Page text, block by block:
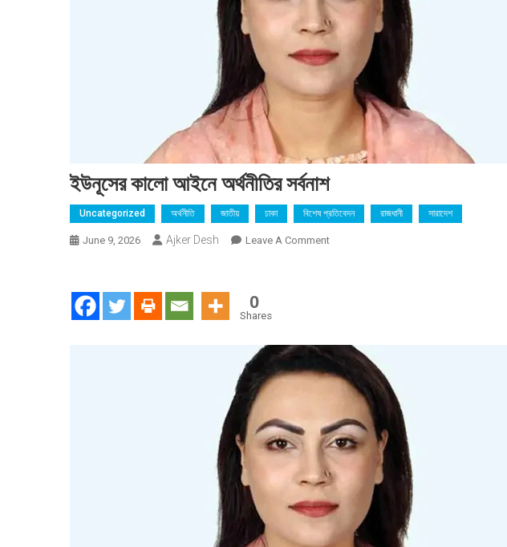
ইউনূসের কালো আইনে অর্থনীতির সর্বনাশ
Uncategorized অর্থনীতি জাতীয় ঢাকা বিশেষ প্রতিবেদন রাজধানী সারাদেশ
June 9, 2026 Ajker Desh Leave A CommentOn
0
Shares